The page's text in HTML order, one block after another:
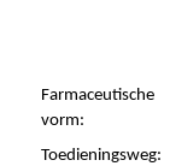
Farmaceutische
vorm:
Toedieningsweg: